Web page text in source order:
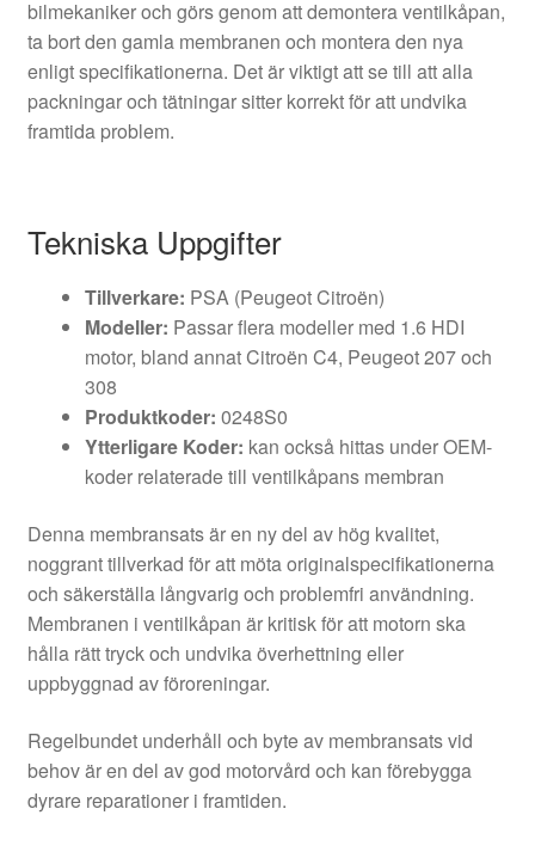
bilmekaniker och görs genom att demontera ventilkåpan,
ta bort den gamla membranen och montera den nya
enligt specifikationerna. Det är viktigt att se till att alla
packningar och tätningar sitter korrekt för att undvika
framtida problem.
Tekniska Uppgifter
Tillverkare: PSA (Peugeot Citroën)
Modeller: Passar flera modeller med 1.6 HDI
motor, bland annat Citroën C4, Peugeot 207 och
308
Produktkoder: 0248S0
Ytterligare Koder: kan också hittas under OEM-
koder relaterade till ventilkåpans membran
Denna membransats är en ny del av hög kvalitet,
noggrant tillverkad för att möta originalspecifikationerna
och säkerställa långvarig och problemfri användning.
Membranen i ventilkåpan är kritisk för att motorn ska
hålla rätt tryck och undvika överhettning eller
uppbyggnad av föroreningar.
Regelbundet underhåll och byte av membransats vid
behov är en del av god motorvård och kan förebygga
dyrare reparationer i framtiden.